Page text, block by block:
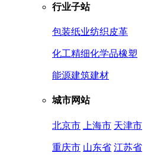
行业子站
包装纸业纺织皮革
化工精细化学品橡塑
能源建筑建材
城市网站
北京市 上海市 天津市
重庆市 山东省 江苏省